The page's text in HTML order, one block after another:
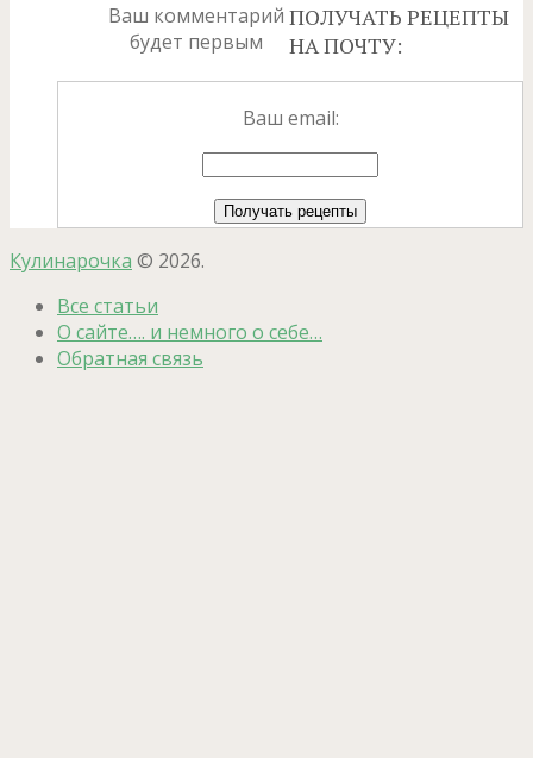
Ваш комментарий
будет первым
ПОЛУЧАТЬ РЕЦЕПТЫ
НА ПОЧТУ:
Ваш email:
Кулинарочка © 2026.
Все статьи
О сайте…. и немного о себе…
Обратная связь